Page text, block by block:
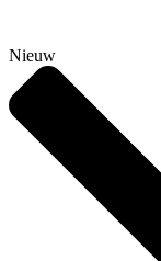
Nieuw